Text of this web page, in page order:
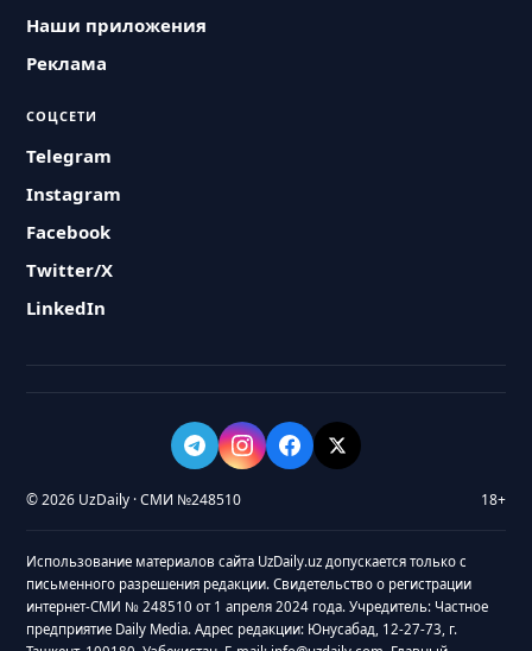
Наши приложения
Реклама
СОЦСЕТИ
Telegram
Instagram
Facebook
Twitter/X
LinkedIn
© 2026 UzDaily · СМИ №248510 18+
Использование материалов сайта UzDaily.uz допускается только с
письменного разрешения редакции. Свидетельство о регистрации
интернет-СМИ № 248510 от 1 апреля 2024 года. Учредитель: Частное
предприятие Daily Media. Адрес редакции: Юнусабад, 12-27-73, г.